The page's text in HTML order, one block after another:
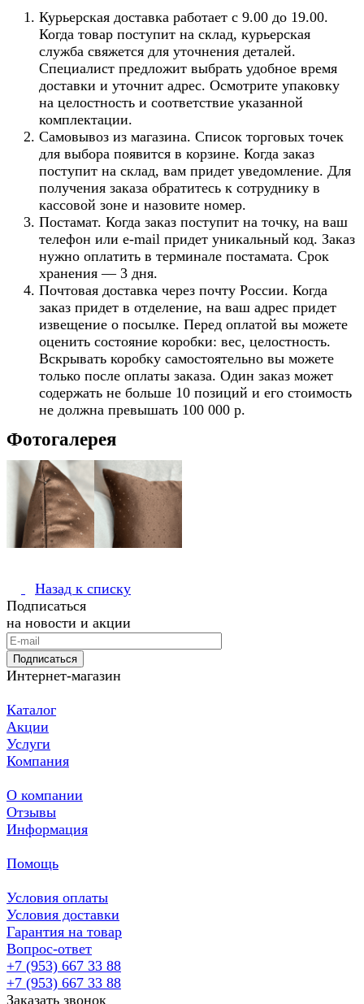
Курьерская доставка работает с 9.00 до 19.00.
Когда товар поступит на склад, курьерская
служба свяжется для уточнения деталей.
Специалист предложит выбрать удобное время
доставки и уточнит адрес. Осмотрите упаковку
на целостность и соответствие указанной
комплектации.
Самовывоз из магазина. Список торговых точек
для выбора появится в корзине. Когда заказ
поступит на склад, вам придет уведомление. Для
получения заказа обратитесь к сотруднику в
кассовой зоне и назовите номер.
Постамат. Когда заказ поступит на точку, на ваш
телефон или e-mail придет уникальный код. Заказ
нужно оплатить в терминале постамата. Срок
хранения — 3 дня.
Почтовая доставка через почту России. Когда
заказ придет в отделение, на ваш адрес придет
извещение о посылке. Перед оплатой вы можете
оценить состояние коробки: вес, целостность.
Вскрывать коробку самостоятельно вы можете
только после оплаты заказа. Один заказ может
содержать не больше 10 позиций и его стоимость
не должна превышать 100 000 р.
Фотогалерея
Назад к списку
Подписаться
на новости и акции
Подписаться
Интернет-магазин
Каталог
Акции
Услуги
Компания
О компании
Отзывы
Информация
Помощь
Условия оплаты
Условия доставки
Гарантия на товар
Вопрос-ответ
+7 (953) 667 33 88
+7 (953) 667 33 88
Заказать звонок